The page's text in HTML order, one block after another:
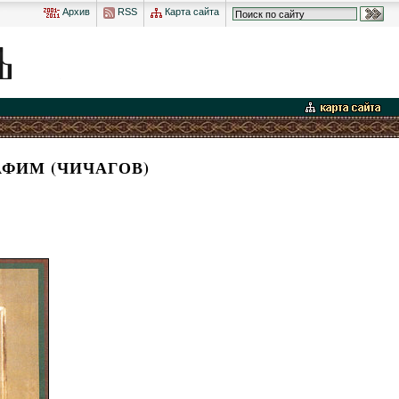
Архив RSS Карта сайта
(ЧИЧАГОВ)